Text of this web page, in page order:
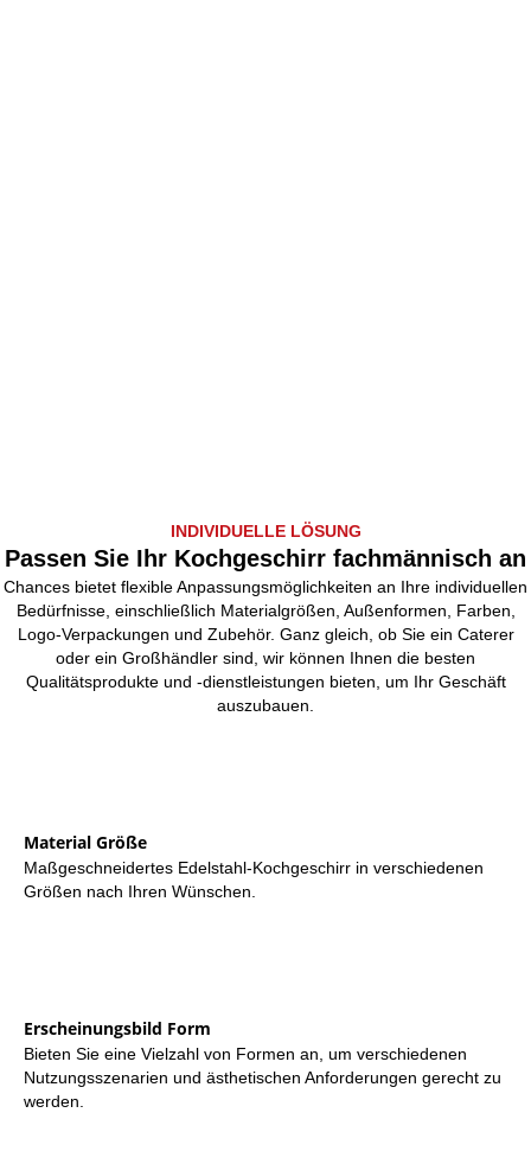
INDIVIDUELLE LÖSUNG
Passen Sie Ihr Kochgeschirr fachmännisch an
Chances bietet flexible Anpassungsmöglichkeiten an Ihre individuellen
Bedürfnisse, einschließlich Materialgrößen, Außenformen, Farben,
Logo-Verpackungen und Zubehör. Ganz gleich, ob Sie ein Caterer
oder ein Großhändler sind, wir können Ihnen die besten
Qualitätsprodukte und -dienstleistungen bieten, um Ihr Geschäft
auszubauen.
Material Größe
Maßgeschneidertes Edelstahl-Kochgeschirr in verschiedenen
Größen nach Ihren Wünschen.
Erscheinungsbild Form
Bieten Sie eine Vielzahl von Formen an, um verschiedenen
Nutzungsszenarien und ästhetischen Anforderungen gerecht zu
werden.